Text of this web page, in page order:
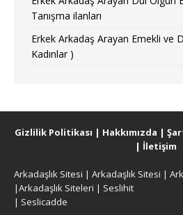
Tanışma ilanları
Erkek Arkadaş Arayan Emekli ve
Kadınlar )
Gizlilik Politikası | Hakkımızda |
| İletişim
Arkadaşlık Sitesi | Arkadaşlık Sitesi |
|Arkadaşlık Siteleri | Seslihit
| Seslicadde